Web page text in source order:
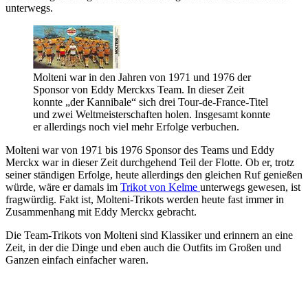
unterwegs.
Molteni war in den Jahren von 1971 und 1976 der
Sponsor von Eddy Merckxs Team. In dieser Zeit
konnte „der Kannibale“ sich drei Tour-de-France-Titel
und zwei Weltmeisterschaften holen. Insgesamt konnte
er allerdings noch viel mehr Erfolge verbuchen.
Molteni war von 1971 bis 1976 Sponsor des Teams und Eddy
Merckx war in dieser Zeit durchgehend Teil der Flotte. Ob er, trotz
seiner ständigen Erfolge, heute allerdings den gleichen Ruf genießen
würde, wäre er damals im Trikot von Kelme unterwegs gewesen, ist
fragwürdig. Fakt ist, Molteni-Trikots werden heute fast immer in
Zusammenhang mit Eddy Merckx gebracht.
Die Team-Trikots von Molteni sind Klassiker und erinnern an eine
Zeit, in der die Dinge und eben auch die Outfits im Großen und
Ganzen einfach einfacher waren.